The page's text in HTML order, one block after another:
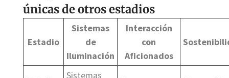
únicas de otros estadios
Estadio
Sistemas
de
Iluminación
Interacción
con
Aficionados
Sistemas